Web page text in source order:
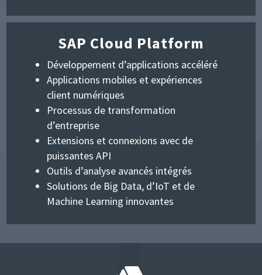
SAP Cloud Platform
Développement d’applications accéléré
Applications mobiles et expériences
client numériques
Processus de transformation
d’entreprise
Extensions et connexions avec de
puissantes API
Outils d’analyse avancés intégrés
Solutions de Big Data, d’IoT et de
Machine Learning innovantes